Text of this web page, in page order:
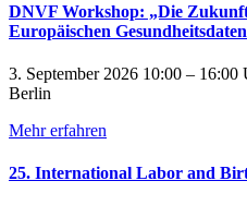
DNVF Workshop: „Die
Europäischen
3. September 2026 10:00 –
Berlin
Mehr erfahren
25. International Labor and